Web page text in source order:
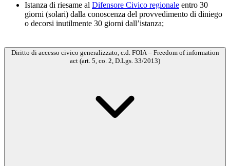
Istanza di riesame al Difensore Civico regionale entro 30
giorni (solari) dalla conoscenza del provvedimento di diniego
o decorsi inutilmente 30 giorni dall’istanza;
Diritto di accesso civico generalizzato, c.d. FOIA – Freedom of information
act (art. 5, co. 2, D.Lgs. 33/2013)